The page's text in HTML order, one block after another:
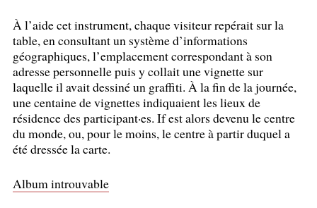
À l’aide cet instrument, chaque visiteur repérait sur la
table, en consultant un système d’informations
géographiques, l’emplacement correspondant à son
adresse personnelle puis y collait une vignette sur
laquelle il avait dessiné un graffiti. À la fin de la journée,
une centaine de vignettes indiquaient les lieux de
résidence des participant·es. If est alors devenu le centre
du monde, ou, pour le moins, le centre à partir duquel a
été dressée la carte.
Album introuvable